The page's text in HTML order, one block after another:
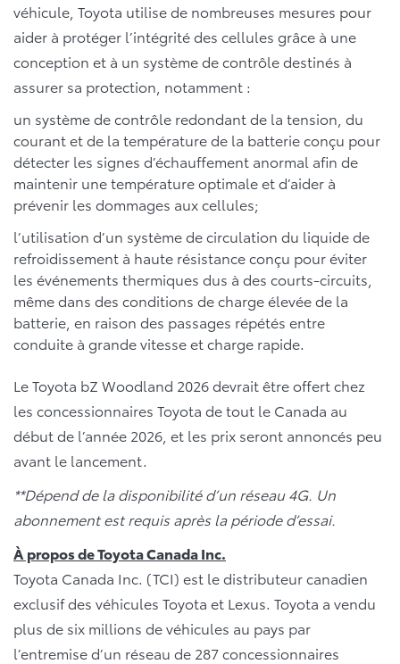
véhicule, Toyota utilise de nombreuses mesures pour
aider à protéger l’intégrité des cellules grâce à une
conception et à un système de contrôle destinés à
assurer sa protection, notamment :
un système de contrôle redondant de la tension, du
courant et de la température de la batterie conçu pour
détecter les signes d’échauffement anormal afin de
maintenir une température optimale et d’aider à
prévenir les dommages aux cellules;
l’utilisation d’un système de circulation du liquide de
refroidissement à haute résistance conçu pour éviter
les événements thermiques dus à des courts-circuits,
même dans des conditions de charge élevée de la
batterie, en raison des passages répétés entre
conduite à grande vitesse et charge rapide.
Le Toyota bZ Woodland 2026 devrait être offert chez
les concessionnaires Toyota de tout le Canada au
début de l’année 2026, et les prix seront annoncés peu
avant le lancement.
**Dépend de la disponibilité d’un réseau 4G. Un
abonnement est requis après la période d’essai.
À propos de Toyota Canada Inc.
Toyota Canada Inc. (TCI) est le distributeur canadien
exclusif des véhicules Toyota et Lexus. Toyota a vendu
plus de six millions de véhicules au pays par
l’entremise d’un réseau de 287 concessionnaires